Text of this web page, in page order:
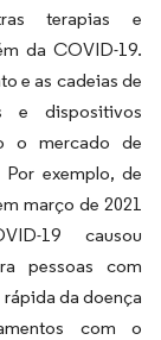
terapias e
da COVID-19.
e as cadeias de
e dispositivos
o mercado de
exemplo, de
março de 2021
19 causou
pessoas com
da doença
com o